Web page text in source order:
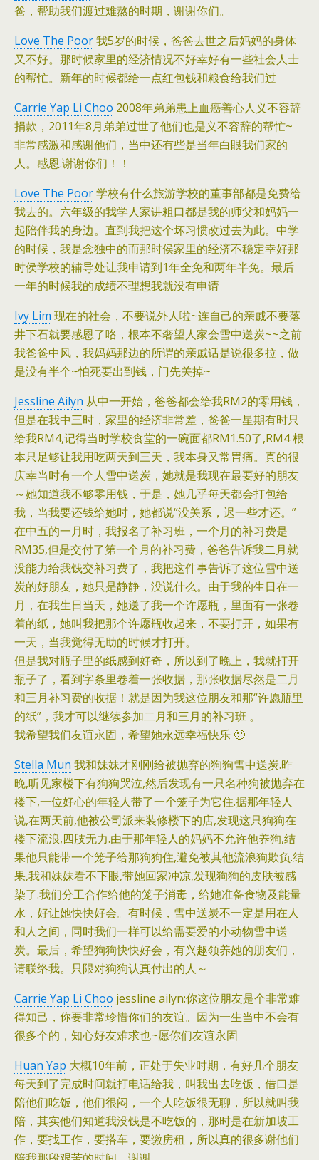
爸，帮助我们渡过难熬的时期，谢谢你们。
Love The Poor我5岁的时候，爸爸去世之后妈妈的身体
又不好。那时候家里的经济情况不好幸好有一些社会人士
的帮忙。新年的时候都给一点红包钱和粮食给我们过
Carrie Yap Li Choo ‎2008年弟弟患上血癌善心人义不容辞
捐款，2011年8月弟弟过世了他们也是义不容辞的帮忙~
非常感激和感谢他们，当中还有些是当年白眼我们家的
人。感恩.谢谢你们！！
Love The Poor学校有什么旅游学校的董事部都是免费给
我去的。六年级的我学人家讲粗口都是我的师父和妈妈一
起陪伴我的身边。直到我把这个坏习惯改过去为此。中学
的时候，我是念独中的而那时侯家里的经济不稳定幸好那
时侯学校的辅导处让我申请到1年全免和两年半免。最后
一年的时候我的成绩不理想我就没有申请
Ivy Lim 现在的社会，不要说外人啦~连自己的亲戚不要落
井下石就要感恩了咯，根本不奢望人家会雪中送炭~~之前
我爸爸中风，我妈妈那边的所谓的亲戚话是说很多拉，做
是没有半个~怕死要出到钱，门先关掉~
Jessline Ailyn 从中一开始，爸爸都会给我RM2的零用钱，
但是在我中三时，家里的经济非常差，爸爸一星期有时只
给我RM4,记得当时学校食堂的一碗面都RM1.50了,RM4 根
本只足够让我用吃两天到三天，我本身又常胃痛。真的很
庆幸当时有一个人雪中送炭，她就是我现在最要好的朋友
～她知道我不够零用钱，于是，她几乎每天都会打包给
我，当我要还钱给她时，她都说“没关系，迟一些才还。”
在中五的一月时，我报名了补习班，一个月的补习费是
RM35,但是交付了第一个月的补习费，爸爸告诉我二月就
没能力给我钱交补习费了，我把这件事告诉了这位雪中送
炭的好朋友，她只是静静，没说什么。由于我的生日在一
月，在我生日当天，她送了我一个许愿瓶，里面有一张卷
着的纸，她叫我把那个许愿瓶收起来，不要打开，如果有
一天，当我觉得无助的时候才打开。
但是我对瓶子里的纸感到好奇，所以到了晚上，我就打开
瓶子了，看到字条里卷着一张收据，那张收据尽然是二月
和三月补习费的收据！就是因为我这位朋友和那“许愿瓶里
的纸”，我才可以继续参加二月和三月的补习班 。
我希望我们友谊永固，希望她永远幸福快乐 🙂
Stella Mun 我和妹妹才刚刚给被抛弃的狗狗雪中送炭.昨
晚,听见家楼下有狗狗哭泣,然后发现有一只名种狗被抛弃在
楼下,一位好心的年轻人带了一个笼子为它住.据那年轻人
说,在两天前,他被公司派来装修楼下的店,发现这只狗狗在
楼下流浪,四肢无力.由于那年轻人的妈妈不允许他养狗,结
果他只能带一个笼子给那狗狗住,避免被其他流浪狗欺负.结
果,我和妹妹看不下眼,带她回家冲凉,发现狗狗的皮肤被感
染了.我们分工合作给他的笼子消毒，给她准备食物及能量
水，好让她快快好会。有时候，雪中送炭不一定是用在人
和人之间，同时我们一样可以给需要爱的小动物雪中送
炭。最后，希望狗狗快快好会，有兴趣领养她的朋友们，
请联络我。只限对狗狗认真付出的人～
Carrie Yap Li Choo jessline ailyn:你这位朋友是个非常难
得知己，你要非常珍惜你们的友谊。因为一生当中不会有
很多个的，知心好友难求也~愿你们友谊永固
Huan Yap 大概10年前，正处于失业时期，有好几个朋友
每天到了完成时间就打电话给我，叫我出去吃饭，借口是
陪他们吃饭，他们很闷，一个人吃饭很无聊，所以就叫我
陪，其实他们知道我没钱是不吃饭的，那时是在新加坡工
作，要找工作，要搭车，要缴房租，所以真的很多谢他们